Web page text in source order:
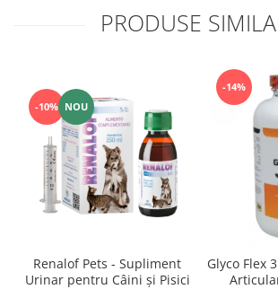
PRODUSE
-10% NOU
Renalof Pets - Supliment
Urinar pentru Câini și Pisici
-14%
Glyco Flex